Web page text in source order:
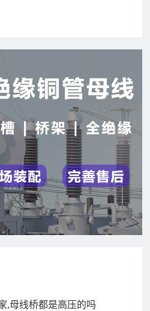
,母线桥都是高压的吗